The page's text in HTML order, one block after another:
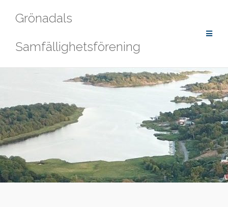
Grönadals
Samfällighetsförening